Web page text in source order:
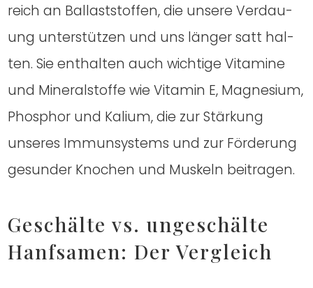
reich an Bal­last­stof­fen, die unse­re Ver­dau­
ung unter­stüt­zen und uns län­ger satt hal­
ten. Sie ent­hal­ten auch wich­ti­ge Vit­ami­ne
und Mine­ral­stof­fe wie Vit­amin E, Magne­si­um,
Phos­phor und Kali­um, die zur Stär­kung
unse­res Immun­sys­tems und zur För­de­rung
gesun­der Kno­chen und Mus­keln bei­tra­gen.
Geschäl­te vs. unge­schäl­te
Hanf­sa­men: Der Ver­gleich